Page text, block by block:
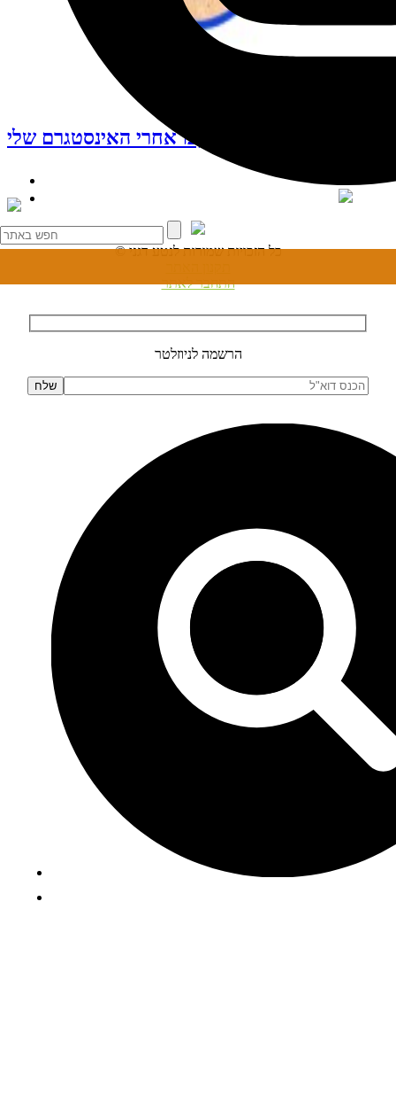
עקבו אחרי האינסטגרם שלי
© כל הזכויות שמורות לנטע דגני
התחבר לאתר
הרשמה לניוזלטר